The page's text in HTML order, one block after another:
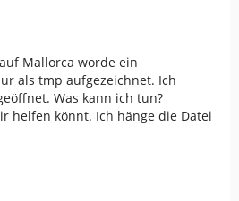
Mallorca worde ein
als tmp aufgezeichnet. Ich
Was kann ich tun?
helfen könnt. Ich hänge die Datei